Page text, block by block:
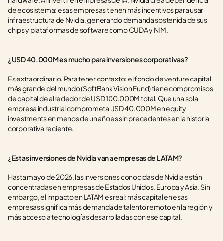
de ecosistema: esas empresas tienen más incentivos para usar
infraestructura de Nvidia, generando demanda sostenida de sus
chips y plataformas de software como CUDA y NIM.
¿USD 40.000M es mucho para inversiones corporativas?
Es extraordinario. Para tener contexto: el fondo de venture capital
más grande del mundo (SoftBank Vision Fund) tiene compromisos
de capital de alrededor de USD 100.000M total. Que una sola
empresa industrial comprometa USD 40.000M en equity
investments en menos de un año es sin precedentes en la historia
corporativa reciente.
¿Estas inversiones de Nvidia van a empresas de LATAM?
Hasta mayo de 2026, las inversiones conocidas de Nvidia están
concentradas en empresas de Estados Unidos, Europa y Asia. Sin
embargo, el impacto en LATAM es real: más capital en esas
empresas significa más demanda de talento remoto en la región y
más acceso a tecnologías desarrolladas con ese capital.